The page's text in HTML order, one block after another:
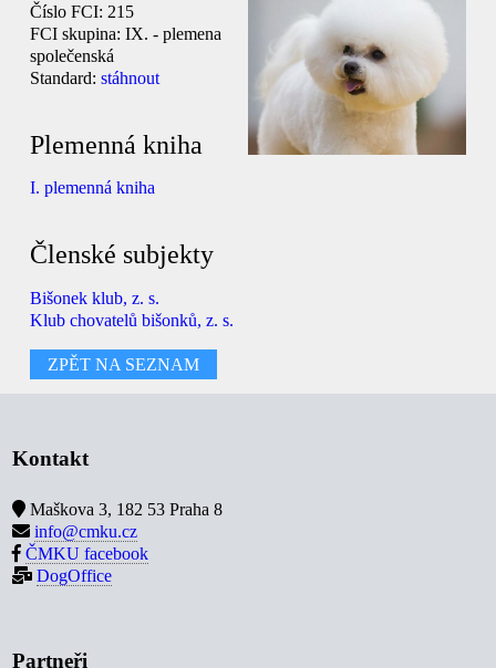
Číslo FCI: 215
FCI skupina: IX. - plemena
společenská
Standard: stáhnout
Plemenná kniha
I. plemenná kniha
Členské subjekty
Bišonek klub, z. s.
Klub chovatelů bišonků, z. s.
ZPĚT NA SEZNAM
Kontakt
Maškova 3, 182 53 Praha 8
info@cmku.cz
ČMKU facebook
DogOffice
Partneři